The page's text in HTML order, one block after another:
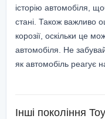
історію автомобіля,
стані. Також важливо
корозії, оскільки це
автомобіля. Не
як автомобіль реагує
Інші покоління